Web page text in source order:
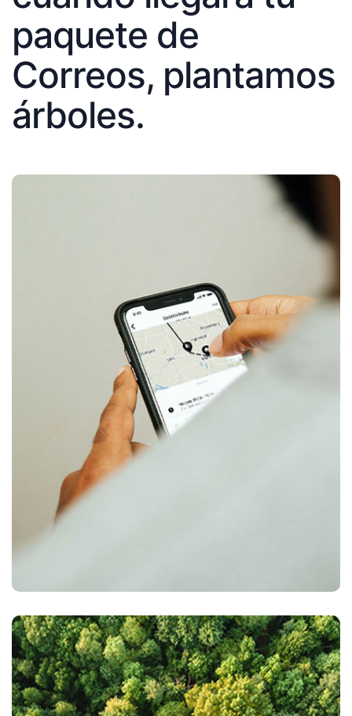
paquete de
Correos, plantamos
árboles.